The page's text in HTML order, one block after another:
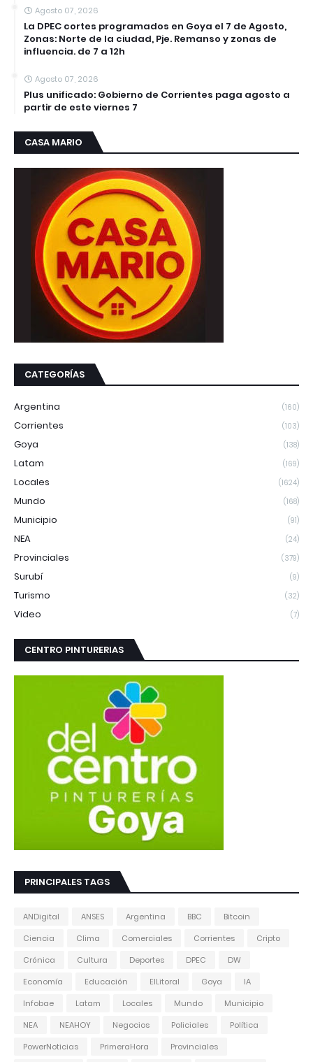
Agosto 07, 2026
La DPEC cortes programados en Goya el 7 de Agosto,
Zonas: Norte de la ciudad, Pje. Remanso y zonas de
influencia. de 7 a 12h
Agosto 07, 2026
Plus unificado: Gobierno de Corrientes paga agosto a
partir de este viernes 7
CASA MARIO
CATEGORÍAS
Argentina (160)
Corrientes (103)
Goya (138)
Latam (169)
Locales (1624)
Mundo (168)
Municipio (91)
NEA (24)
Provinciales (379)
Surubí (9)
Turismo (32)
Video (7)
CENTRO PINTURERIAS
PRINCIPALES TAGS
ANDigital ANSES Argentina BBC
Bitcoin
Ciencia
Clima Comerciales Corrientes
Cripto
Crónica
Cultura Deportes DPEC
DW
Economía
Educación ElLitoral Goya
IA
Infobae
Latam Locales Mundo
Municipio
NEA
NEAHOY Negocios Policiales
Política
PowerNoticias
PrimeraHora
Provinciales